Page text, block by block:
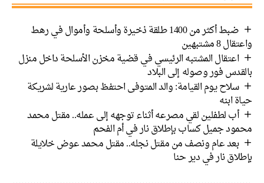
ضبط أكثر من 1400 طلقة ذخيرة وأسلحة وأموال في رهط
مشتبهين
اعتقال المشتبه الرئيسي في قضية مخزن الأسلحة داخل منزل
فور وصوله إلى البلاد
سلاح يوم القيامة: والد المتوفى احتفظ بصور عارية لشريكة
ابنه
أب لطفلين لقي مصرعه أثناء توجهه إلى عمله.. مقتل محمد
جميل كساب بإطلاق نار في أم الفحم
بعد عام ونصف من مقتل نجله.. مقتل محمد عوض خلايلة
نار في دير حنا